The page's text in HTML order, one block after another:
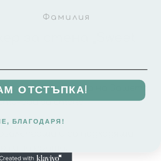
в стаята на Вашето
за стена.
ОТСТЪПКА!
БЛАГОДАРЯ!